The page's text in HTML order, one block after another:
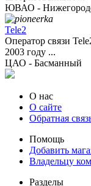
ЮВАО -
Tele2
Оператор связи
2003 году ...
ЦАО - Басманный
О нас
О сайте
Обратная
Помощь
Добавить
Владельцу
Разделы